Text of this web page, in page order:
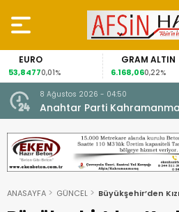
EURO
53,84770,01%
GRAM ALTIN
6.168,060,22%
8 Ağustos 2026 - 04:50
Anahtar Parti
Afşin Teşkilatı ile buluştu.
ANASAYFA GÜNCEL Büyükşehir’den